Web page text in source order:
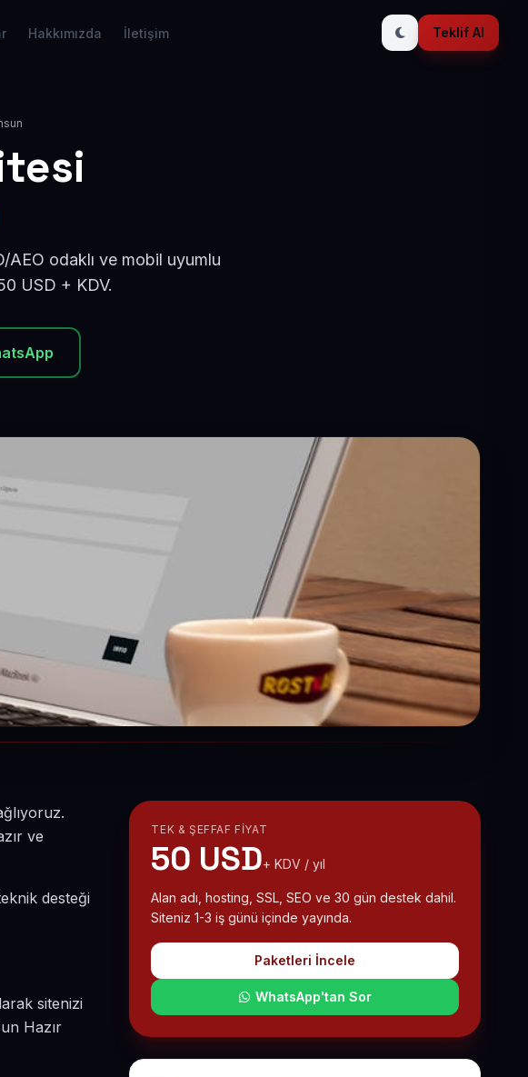
Hakkımızda İletişim Teklif Al
odaklı ve mobil uyumlu
USD + KDV.
ve
desteği
sitenizi
Hazır
TEK & ŞEFFAF FIYAT
50 USD+ KDV / yıl
Alan adı, hosting, SSL, SEO ve 30 gün destek dahil.
Siteniz 1-3 iş günü içinde yayında.
Paketleri İncele
WhatsApp'tan Sor